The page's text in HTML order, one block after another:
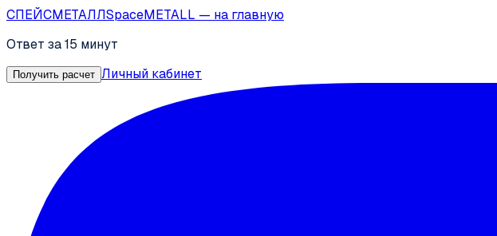
СПЕЙСМЕТАЛЛSpaceMETALL — на главную
Ответ за 15 минут
Получить расчет Личный кабинет